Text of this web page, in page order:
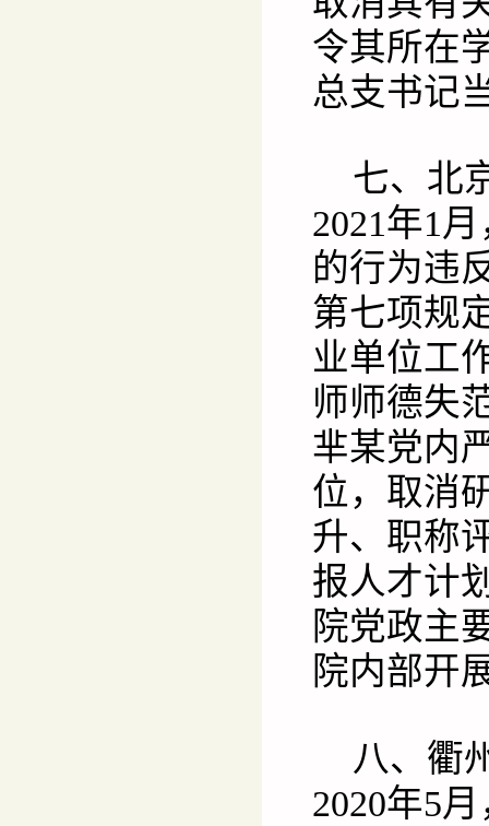
令其所在
总支书记
七、北
2021年1
的行为违
第七项规
业单位工
师师德失
芈某党内
位，取消
升、职称
报人才计
院党政主
院内部开
八、衢
2020年5